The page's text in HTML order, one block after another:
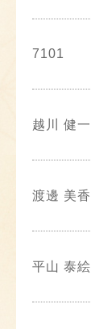
7101
越川 健一
渡邊 美香
平山 泰絵